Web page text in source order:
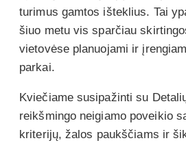
turimus gamtos išteklius. Tai
šiuo metu vis sparčiau
vietovėse planuojami ir
parkai.
Kviečiame susipažinti su
reikšmingo neigiamo poveikio
kriterijų, žalos paukščiams ir